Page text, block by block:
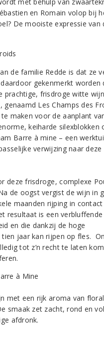
en Romain volop bij
De mooiste expressie van
de familie Redde is dat ze
gekenmerkt worden
prachtige, frisdroge witte
Les Champs des
maken voor de aanplant
keiharde silexblokken
Barre à mine – een
verwijzing naar deze
deze frisdroge, complexe
de oogst vergist de wijn in
maanden rijping in
resultaat is een
en die dankzij de hoge
jaar kan rijpen op fles.
tot z’n recht te laten
met een rijk aroma van
smaak zet zacht, rond en
afdronk.